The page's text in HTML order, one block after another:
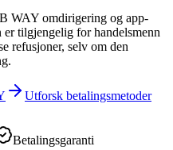
WAY omdirigering og app-
er tilgjengelig for handelsmenn
refusjoner, selv om den
Utforsk betalingsmetoder
Betalingsgaranti